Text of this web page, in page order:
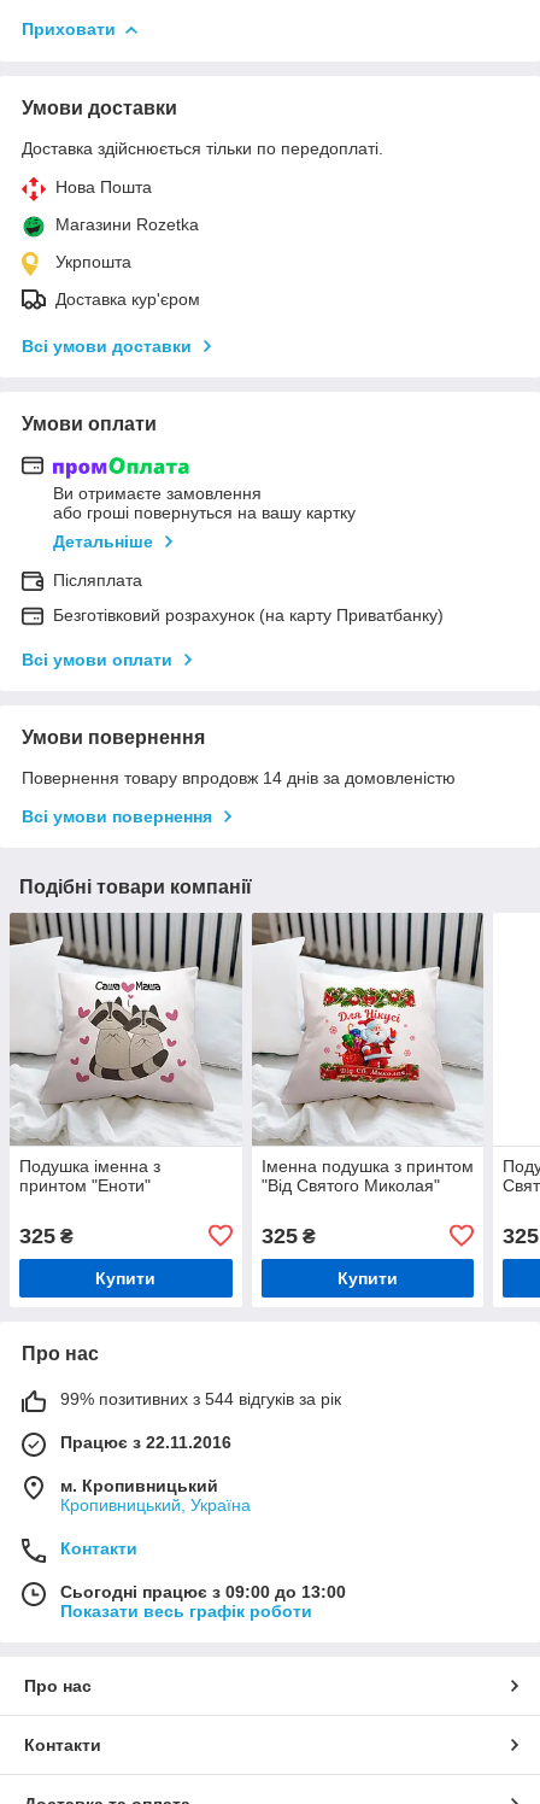
Приховати
Умови доставки
Доставка здійснюється тільки по передоплаті.
Нова Пошта
Магазини Rozetka
Укрпошта
Доставка кур'єром
Всі умови доставки
Умови оплати
Ви отримаєте замовлення
або гроші повернуться на вашу картку
Детальніше
Післяплата
Безготівковий розрахунок (на карту Приватбанку)
Всі умови оплати
Умови повернення
Повернення товару впродовж 14 днів за домовленістю
Всі умови повернення
Подібні товари компанії
Подушка іменна з
принтом "Еноти"
325 ₴
Купити
Іменна подушка з принтом
"Від Святого Миколая"
325₴
Купити
325
Про нас
99% позитивних з 544 відгуків за рік
Працює з 22.11.2016
м. Кропивницький
Кропивницький, Україна
Контакти
Сьогодні працює з 09:00 до 13:00
Показати весь графік роботи
Про нас
Контакти